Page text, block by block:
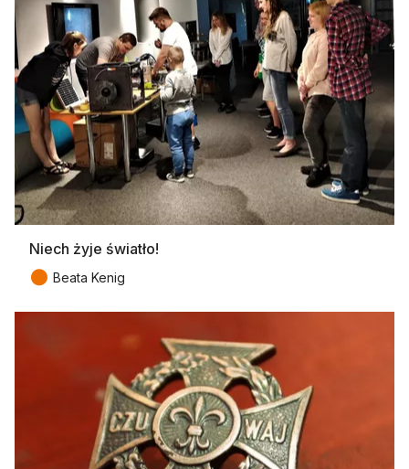
Niech żyje światło!
● Beata Kenig